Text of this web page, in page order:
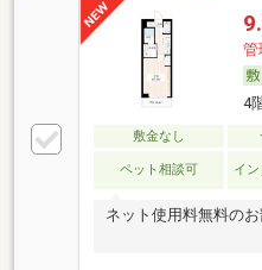
管
4
敷金なし
ペット相談可 イ
ネット使用料無料の